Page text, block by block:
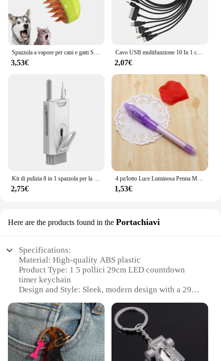
Spazzola a vapore per cani e gatti Spazzola a vapore Spruzzatore elettrico per massaggio Strumento per toelettatura animali domestici Spargimento Spray elettrici 3 in 1 Pettini per massaggio
3,53€
Cavo USB multifunzione 10 In 1 cavo di ricarica universale per telefono cavo di ricarica Multi-testa per caricabatterie per telefono Samsung Nokia
2,07€
2,75€
4 pz/lotto Luce Luminosa Penna Magica Viola 2 In 1 UV Luce Nera Combo Disegno Penna A Inchiostro Invisibile Apprendimento Educativo Giocattoli Per Il Bambino
1,53€
Here are the products found in the Portachiavi
Specifications:
Material: High-quality ABS plastic
Product Type: 1 5 pollici 29cm LED countdown
timer keychain
Design and Style: Sleek, modern design with a 29cm
Usage and Purpose: Ideal for time management and
organization
Performance and Property: Equipped with a durable
battery-powered LED for clear visibility
Parts and Accessories: Includes a keychain for easy
attachment to bags or keys